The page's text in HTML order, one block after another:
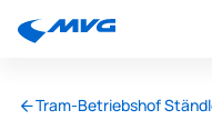
Tram-Betriebshof